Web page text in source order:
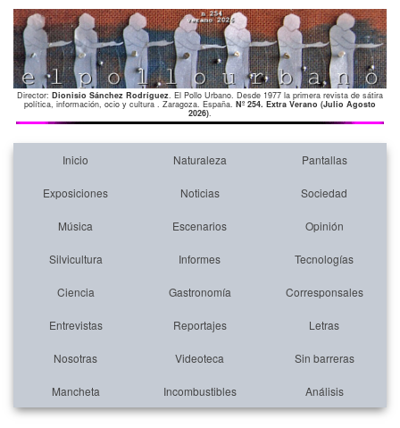
Director: Dionisio Sánchez Rodríguez. El Pollo Urbano. Desde 1977 la primera revista de sátira
política, información, ocio y cultura . Zaragoza. España. Nº 254. Extra Verano (Julio Agosto
2026).
Inicio Naturaleza Pantallas
Exposiciones Noticias Sociedad
Música Escenarios Opinión
Silvicultura Informes Tecnologías
Ciencia Gastronomía Corresponsales
Entrevistas Reportajes Letras
Nosotras Videoteca Sin barreras
Mancheta Incombustibles Análisis